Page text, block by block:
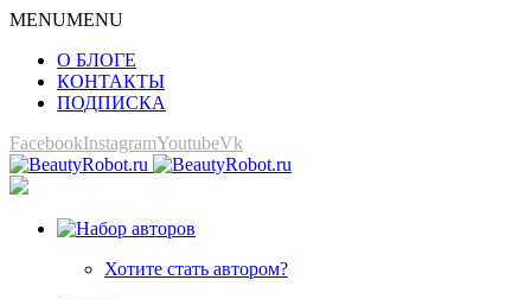
MENUMENU
О БЛОГЕ
КОНТАКТЫ
ПОДПИСКА
FacebookInstagramYoutubeVk
Хотите стать автором?